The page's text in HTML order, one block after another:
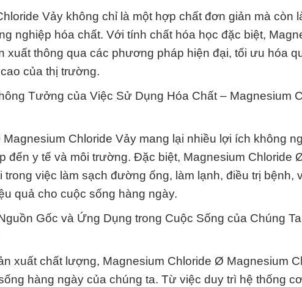
Vảy không chỉ là một hợp chất đơn giản mà còn
nghiệp hóa chất. Với tính chất hóa học đặc biệt,
thông qua các phương pháp hiện đại, tối ưu hóa
của thị trường.
Tưởng của Việc Sử Dụng Hóa Chất – Magnesium
Chloride Vảy mang lại nhiều lợi ích không
đến y tế và môi trường. Đặc biệt, Magnesium Chloride
việc làm sạch đường ống, làm lạnh, điều trị bệnh,
quả cho cuộc sống hàng ngày.
Gốc và Ứng Dụng trong Cuộc Sống của Chúng
xuất chất lượng, Magnesium Chloride Ø Magnesium
hàng ngày của chúng ta. Từ việc duy trì hệ thống